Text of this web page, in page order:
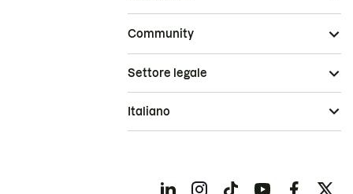
Community
Settore legale
Italiano